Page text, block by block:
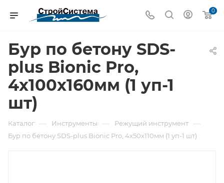
0
Бур по бетону SDS-
plus Bionic Pro,
4х100х160мм (1 уп-1
шт)
Каталог — Инструменты — Режущий инструмент —
Бур по бетону SDS-plus Bionic Pro, 4х50х110мм (1 уп-1 шт)